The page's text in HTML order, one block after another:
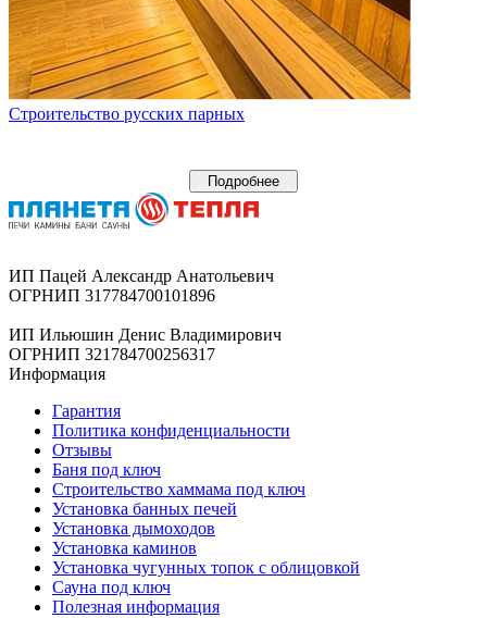
Строительство русских парных
Подробнее
ИП Пацей Александр Анатольевич
ОГРНИП 317784700101896
ИП Ильюшин Денис Владимирович
ОГРНИП 321784700256317
Информация
Гарантия
Политика конфиденциальности
Отзывы
Баня под ключ
Строительство хаммама под ключ
Установка банных печей
Установка дымоходов
Установка каминов
Установка чугунных топок с облицовкой
Сауна под ключ
Полезная информация